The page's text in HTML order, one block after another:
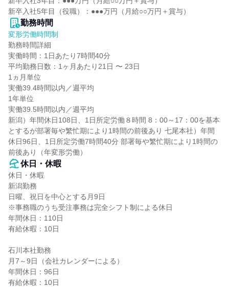
新卒入社5年目（役職）：●●●万円（月給○○万円＋賞与）
勤務時間
変形労働時間制
勤務時間詳細
実働時間：1日あたり7時間40分
平均勤務日数：1ヶ月あたり21日 〜 23日
1ヵ月単位
実働39.4時間以内／週平均
1年単位
実働39.5時間以内／週平均
新潟）年間休日108日、1日所定労働８時間 8：00～17：00を基本
とするが部署毎や繁忙期により1時間の前後あり 七尾本社）年間
休日96日、1日所定労働7時間40分 部署毎や繁忙期により1時間の
前後あり（年変形労働）
休日・休暇
休日・休暇
新潟勤務
日曜、祝日を中心とする月9日
※事務職のうち受注事務は完全シフト制による休日
年間休日：110日
有給休暇：10日
石川本社勤務
月7～9日（会社カレンダーによる）
年間休日：96日
有給休暇：10日